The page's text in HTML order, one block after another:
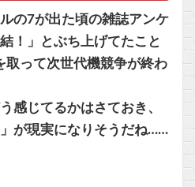
の7が出た頃の雑誌アンケ
！」とぶち上げてたこと
取って次世代機競争が終わ
感じてるかはさておき、
が現実になりそうだね……